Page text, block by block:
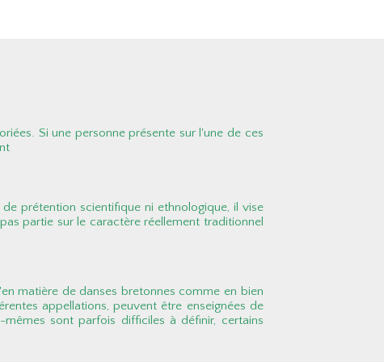
Si une personne présente sur l'une de ces
prétention scientifique ni ethnologique, il vise
partie sur le caractère réellement traditionnel
matière de danses bretonnes comme en bien
appellations, peuvent être enseignées de
sont parfois difficiles à définir, certains